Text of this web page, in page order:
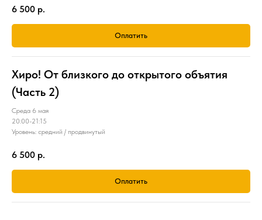
6 500 р.
Оплатить
Хиро! От близкого до открытого объятия
(Часть 2)
Среда 6 мая
20:00-21:15
Уровень: средний / продвинутый
6 500 р.
Оплатить